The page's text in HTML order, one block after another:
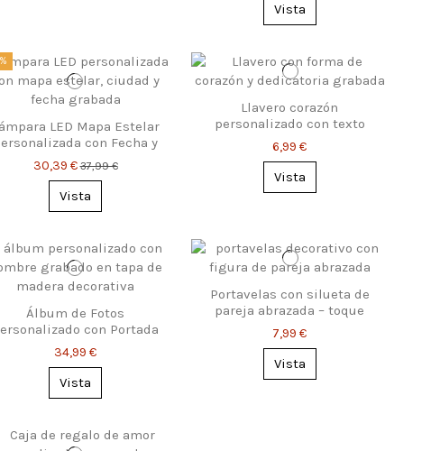
Vista
LED Mapa Estelar
con Fecha y
Lugar
30,39 €37,99 €
Vista
Llavero corazón
personalizado con texto
grabado
6,99 €
Vista
Álbum de Fotos
con Portada
de Madera Calada
34,99 €
Vista
Portavelas con silueta de
pareja abrazada – toque
romántico
7,99 €
Vista